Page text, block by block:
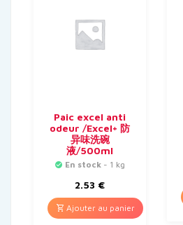
Paic excel anti
odeur /Excel+ 防
异味洗碗
液/500ml
En stock - 1 kg
2.53 €
Ajouter au panier